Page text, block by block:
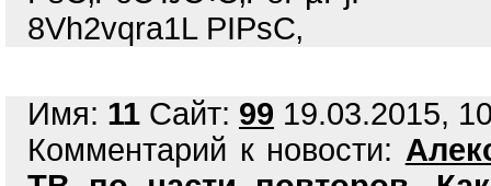
8Vh2vqra1L РІРѕС‚
Имя: 11 Сайт: 99 19.03.2015,
Комментарий к новости: